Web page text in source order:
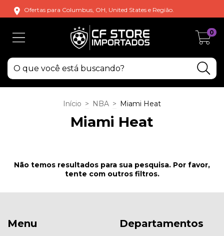
Ofertas para Columbus, OH, United States e Região.
0
Início > NBA > Miami Heat
Miami Heat
Não temos resultados para sua pesquisa. Por favor,
tente com outros filtros.
Menu Departamentos